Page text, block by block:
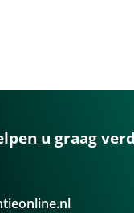
u graag